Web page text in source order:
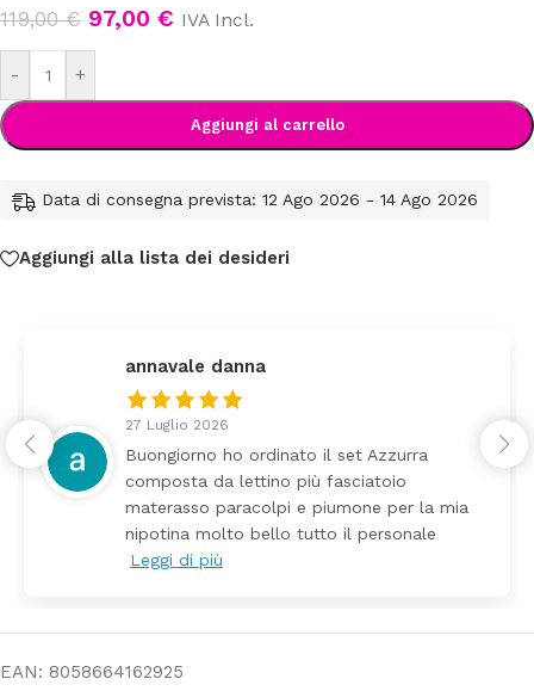
119,00€ 97,00 € IVA Incl.
- +
Aggiungi al carrello
Data di consegna prevista: 12 Ago 2026 - 14 Ago 2026
Aggiungi alla lista dei desideri
annavale danna
27 Luglio 2026
Buongiorno ho ordinato il set Azzurra
composta da lettino più fasciatoio
materasso paracolpi e piumone per la mia
nipotina molto bello tutto il personale
Leggi di più
EAN: 8058664162925